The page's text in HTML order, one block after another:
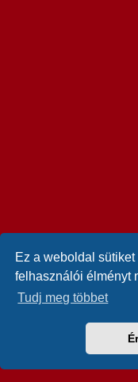
Ez a weboldal
felhasználói élményt
Tudj meg többet